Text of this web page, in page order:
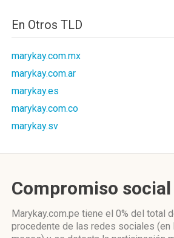
En Otros TLD
marykay.com.mx
marykay.com.ar
marykay.es
marykay.com.co
marykay.sv
Compromiso social
Marykay.com.pe tiene el 0% del total
procedente de las redes sociales (en